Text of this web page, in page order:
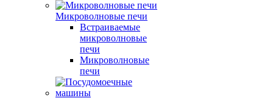
Микроволновые печи
Встраиваемые
микроволновые
печи
Микроволновые
печи